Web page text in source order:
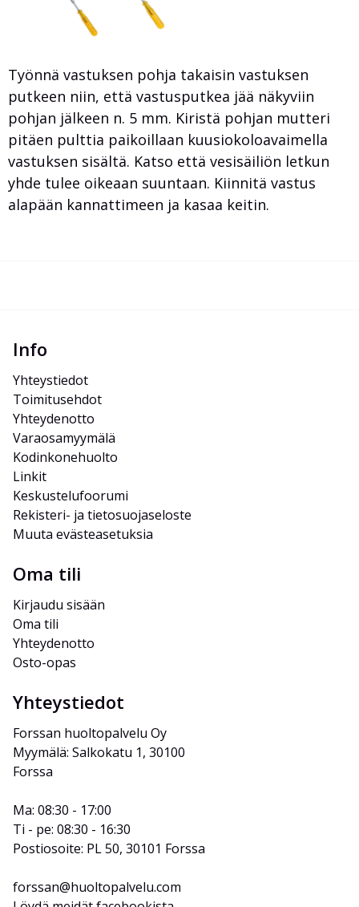
Työnnä vastuksen pohja takaisin vastuksen
putkeen niin, että vastusputkea jää näkyviin
pohjan jälkeen n. 5 mm. Kiristä pohjan mutteri
pitäen pulttia paikoillaan kuusiokoloavaimella
vastuksen sisältä. Katso että vesisäiliön letkun
yhde tulee oikeaan suuntaan. Kiinnitä vastus
alapään kannattimeen ja kasaa keitin.
Info
Yhteystiedot
Toimitusehdot
Yhteydenotto
Varaosamyymälä
Kodinkonehuolto
Linkit
Keskustelufoorumi
Rekisteri- ja tietosuojaseloste
Muuta evästeasetuksia
Oma tili
Kirjaudu sisään
Oma tili
Yhteydenotto
Osto-opas
Yhteystiedot
Forssan huoltopalvelu Oy
Myymälä: Salkokatu 1, 30100
Forssa
Ma: 08:30 - 17:00
Ti - pe: 08:30 - 16:30
Postiosoite: PL 50, 30101 Forssa
forssan@huoltopalvelu.com